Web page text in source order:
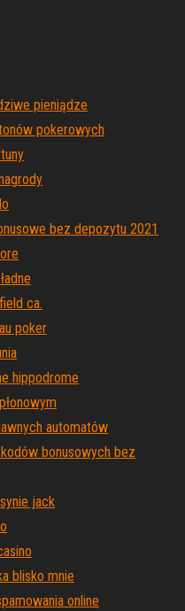
pieniądze
pokerowych
bez depozytu 2021
ca.
poker
hippodrome
automatów
bonusowych bez
jack
blisko mnie
online